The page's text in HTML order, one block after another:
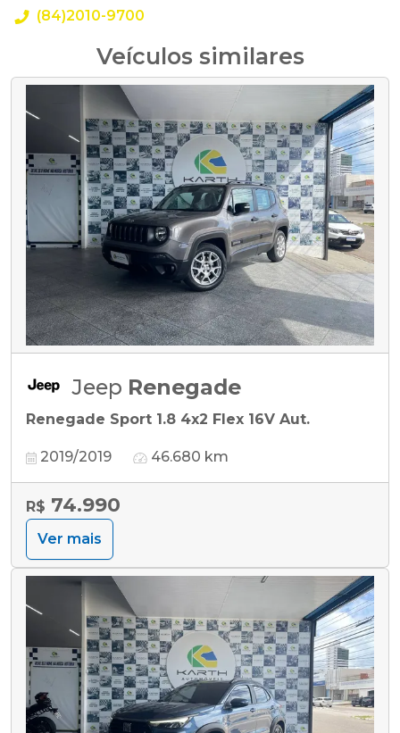
(84)2010-9700
Veículos similares
Jeep Renegade
Renegade Sport 1.8 4x2 Flex 16V Aut.
2019/2019 46.680 km
R$ 74.990
Ver mais